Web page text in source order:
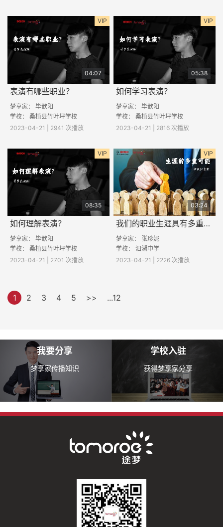
VIP
04:07
表演有哪些职业？
梦享家： 毕歆阳
学校： 桑植县竹叶坪学校
2023-04-21 | 2941 次播放
VIP
05:38
如何学习表演？
梦享家： 毕歆阳
学校： 桑植县竹叶坪学校
2023-04-21 | 2816 次播放
VIP
08:35
如何理解表演？
梦享家： 毕歆阳
学校： 桑植县竹叶坪学校
2023-04-21 | 2701 次播放
VIP
03:24
我们的职业生涯具有多重可能
梦享家： 张珍妮
学校： 汨湖中学
2023-04-21 | 2226 次播放
1 2 3 4 5 >> ...12
我要分享
梦享家传播知识
学校入驻
获得梦享家分享